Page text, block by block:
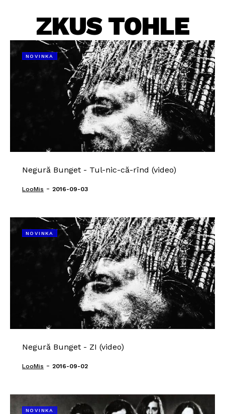
ZKUS TOHLE
NOVINKA
Negură Bunget - Tul-nic-că-rînd (video)
LooMis - 2016-09-03
NOVINKA
Negură Bunget - ZI (video)
LooMis - 2016-09-02
NOVINKA